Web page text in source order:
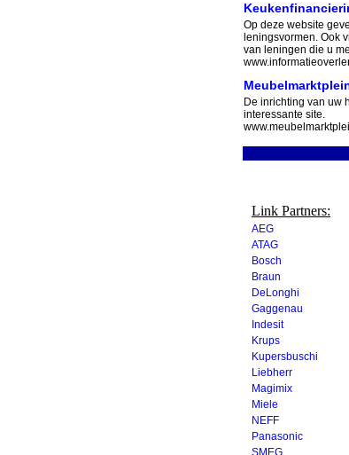
Op deze website
leningsvormen. Ook
van leningen die u
De inrichting van uw
interessante site.
Link Partners:
AEG
ATAG
Bosch
Braun
DeLonghi
Gaggenau
Indesit
Krups
Kupersbuschi
Liebherr
Magimix
Miele
NEFF
Panasonic
SMEG